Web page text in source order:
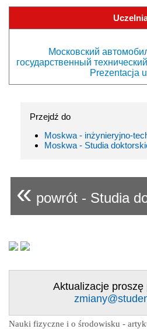
Московский
государственный
Prezentacja
Przejdź do
Moskwa - inżynieryjno-
Moskwa - Studia
« powrót - Studia
Aktualizacje proszę
Nauki fizyczne i o środowisku -